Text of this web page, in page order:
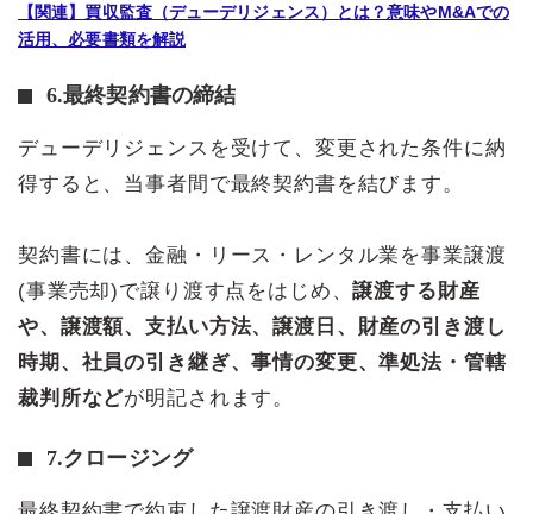
【関連】買収監査（デューデリジェンス）とは？意味やM&Aでの
活用、必要書類を解説
6.最終契約書の締結
デューデリジェンスを受けて、変更された条件に納
得すると、当事者間で最終契約書を結びます。
契約書には、金融・リース・レンタル業を事業譲渡
(事業売却)で譲り渡す点をはじめ、譲渡する財産
や、譲渡額、支払い方法、譲渡日、財産の引き渡し
時期、社員の引き継ぎ、事情の変更、準処法・管轄
裁判所などが明記されます。
7.クロージング